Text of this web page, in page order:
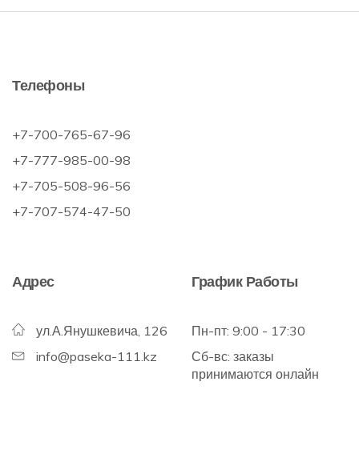
Телефоны
+7-700-765-67-96
+7-777-985-00-98
+7-705-508-96-56
+7-707-574-47-50
Адрес
ул.А.Янушкевича, 126
info@paseka-111.kz
График Работы
Пн-пт: 9:00 - 17:30
Сб-вс: заказы
принимаются онлайн